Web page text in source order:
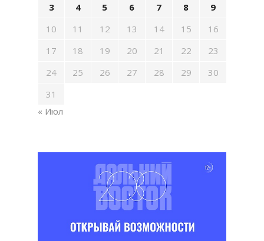
3
4 5 6 7 8
9
10
11 12 13 14 15
16
17
18 19 20 21 22
23
24
25 26 27 28 29
30
31
« Июл